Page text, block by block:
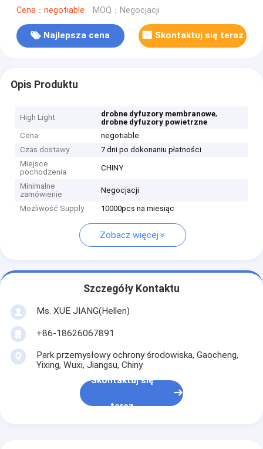
Materiał TPU
Cena：negotiable MOQ：Negocjacji
Najlepsza cena Skontaktuj się teraz
Opis Produktu
High Light drobne dyfuzory membranowe,
drobne dyfuzory powietrzne
Cena
negotiable
Czas dostawy
7 dni po dokonaniu płatności
Miejsce
pochodzenia
CHINY
Minimalne
zamówienie
Negocjacji
Możliwość Supply 10000pcs na miesiąc
Zobacz więcej
Szczegóły Kontaktu
Ms. XUE JIANG(Hellen)
+86-18626067891
Park przemysłowy ochrony środowiska, Gaocheng,
Yixing, Wuxi, Jiangsu, Chiny
Skontaktuj się
teraz